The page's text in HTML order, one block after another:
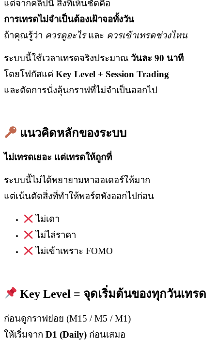
แต่จากคลิปนี้ สิ่งที่เห็นชัดคือ
การเทรดไม่จำเป็นต้องเฝ้าจอทั้งวัน
ถ้าคุณรู้ว่า ควรดูอะไรและ ควรเข้าเทรดช่วงไหน
ระบบนี้ใช้เวลาเทรดจริงประมาณ วันละ 90 นาที
โดยโฟกัสแค่ Key Level + Session Trading
และตัดการนั่งลุ้นกราฟที่ไม่จำเป็นออกไป
แนวคิดหลักของระบบ
ไม่เทรดเยอะ แต่เทรดให้ถูกที่
ระบบนี้ไม่ได้พยายามหาออเดอร์ให้มาก
แต่เน้นตัดสิ่งที่ทำให้พอร์ตพังออกไปก่อน
ไม่เดา
ไม่ไล่ราคา
ไม่เข้าเพราะ FOMO
Key Level = จุดเริ่มต้นของทุกวันเทรด
ก่อนดูกราฟย่อย (M15 / M5 / M1)
ให้เริ่มจาก D1 (Daily) ก่อนเสมอ